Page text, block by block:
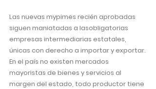
Las nuevas mypimes recién aprobadas
siguen maniatadas a lasobligatorias
empresas intermediarias estatales,
únicas con derecho a importar y exportar.
En el país no existen mercados
mayoristas de bienes y servicios al
margen del estado, todo productor tiene